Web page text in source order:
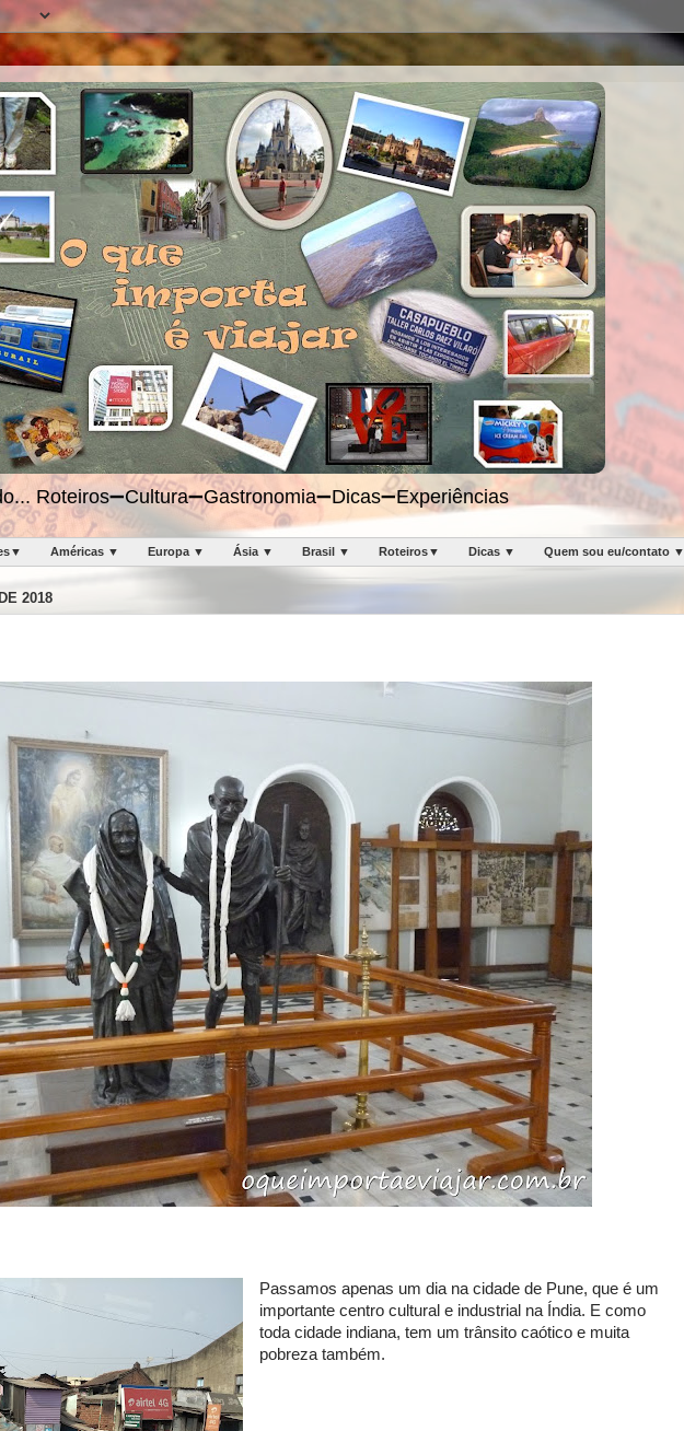
Roteiros➖Cultura➖Gastronomia➖Dicas➖Experiências
Américas ▼ Europa ▼ Ásia ▼ Brasil ▼ Roteiros▼ Dicas ▼ Quem sou eu/contato ▼
2018
Passamos apenas um dia na cidade de Pune, que é um
importante centro cultural e industrial na Índia. E como
toda cidade indiana, tem um trânsito caótico e muita
pobreza também.